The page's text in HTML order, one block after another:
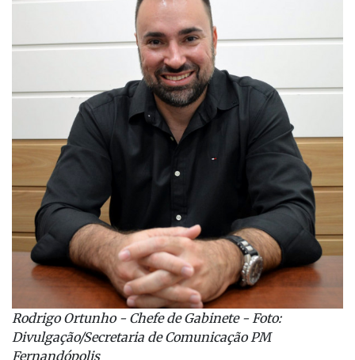
Rodrigo Ortunho - Chefe de Gabinete - Foto:
Divulgação/Secretaria de Comunicação PM
Fernandópolis